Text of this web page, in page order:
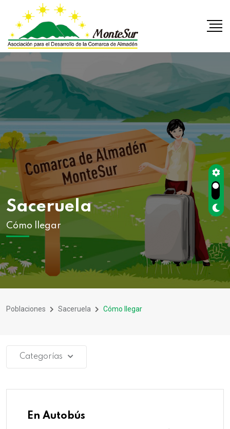
Saceruela
Cómo llegar
Poblaciones Saceruela Cómo llegar
Categorías
En Autobús